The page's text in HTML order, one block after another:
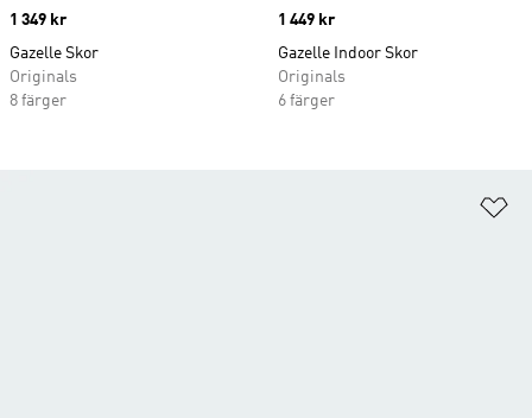
Price
1 349 kr
Gazelle Skor
Originals
8 färger
Price
1 449 kr
Gazelle Indoor Skor
Originals
6 färger